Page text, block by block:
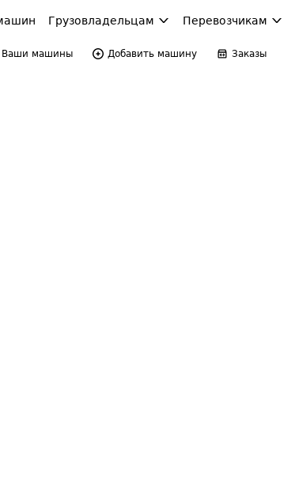
Грузовладельцам Перевозчикам
Ваши машины Добавить машину Заказы